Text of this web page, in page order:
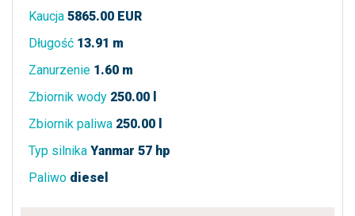
Kaucja 5865.00 EUR
Długość 13.91 m
Zanurzenie 1.60 m
Zbiornik wody 250.00 l
Zbiornik paliwa 250.00 l
Typ silnika Yanmar 57 hp
Paliwo diesel